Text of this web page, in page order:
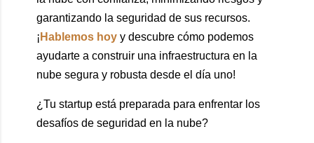
garantizando la seguridad de sus recursos.
¡ Hablemos hoy y descubre cómo podemos
ayudarte a construir una infraestructura en la
nube segura y robusta desde el día uno!
¿Tu startup está preparada para enfrentar los
desafíos de seguridad en la nube?